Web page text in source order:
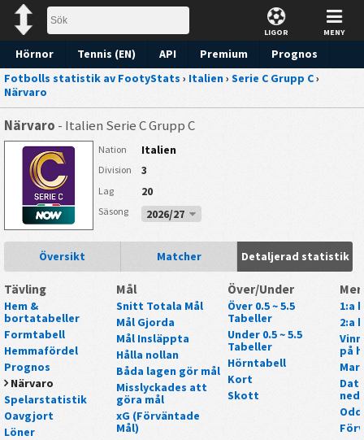
LIGOR MENY
Hörnor Tennis (EN) API Premium
Prognos
Fotbolls statistik av FootyStats › Italien › Serie C Grupp C›
Närvaro
Närvaro - Italien Serie C Grupp C
Nation Italien
Division 3
Lag 20
Säsong 2026/27
Översikt Matcher Detaljerad statistik
Tävling
Hem &
bortatabeller
Formtabell
Hemmafördel
Prognos
Närvaro
Spelarstatistik
Oavgjort
Löner
Mål
Snitt Totala Mål
Mål Gjorda
Mål Insläppta
Hålla nollan
Båda lagen gör mål
Misslyckades att
göra mål
xG (Förväntade
Mål)
Över/Under
Över 0.5 ~ 5.5
Tabeller
Under 0.5 ~ 5.5
Tabeller
Hörntabell
Kort
Skott
Mer
1:a
2:a
på